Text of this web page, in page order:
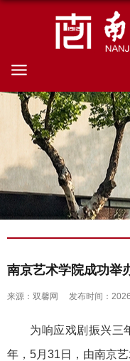
南京艺术学院成功举
来源：双馨网 发布时间：
为响应戏剧振兴三
年，5月31日，由南京